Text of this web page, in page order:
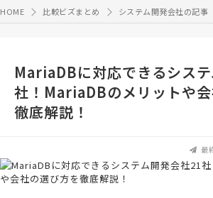
HOME 比較ビズまとめ システム開発会社の記事
MariaDBに対応できるシス
社！MariaDBのメリットや
徹底解説！
最